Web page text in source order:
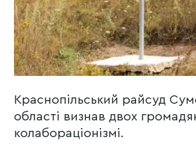
Краснопільський райсуд
області визнав двох
колабораціонізмі.